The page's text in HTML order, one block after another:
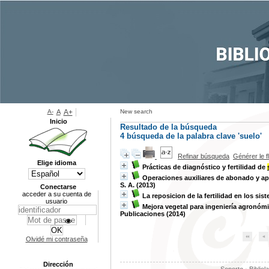
New search
Resultado de la búsqueda
4búsqueda de la palabra clave 'suelo'
Refinar búsqueda Générer le
Prácticas de diagnóstico y fertilidad de
Operaciones auxiliares de abonado y
S. A. (2013)
La reposicion de la fertilidad en los
Mejora vegetal para ingeniería
Publicaciones (2014)
A- A A+
Inicio
Elige idioma
Conectarse
acceder a su cuenta de
usuario
Olvidé mi contraseña
Dirección